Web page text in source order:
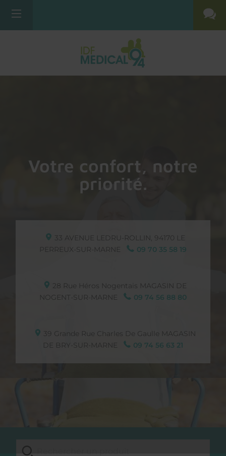
Votre confort, notre
priorité.
33 AVENUE LEDRU-ROLLIN, 94170 LE
PERREUX-SUR-MARNE
09 70 35 58 19
28 Rue Héros Nogentais
MAGASIN DE
NOGENT-SUR-MARNE
09 74 56 88 80
39 Grande Rue Charles De Gaulle
MAGASIN
DE BRY-SUR-MARNE
09 74 56 63 21